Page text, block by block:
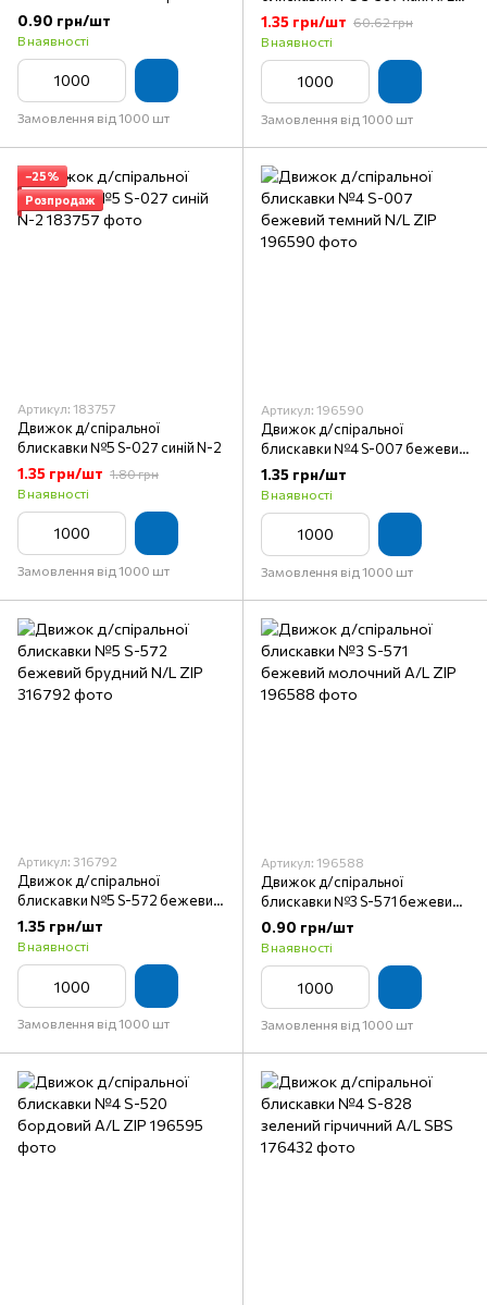
темний A/L SBS
0.90 грн/шт
В наявності
Замовлення від 1000 шт
ZIP
1.35 грн/шт 60.62 грн
В наявності
Замовлення від 1000 шт
−25%
Розпродаж
Артикул: 183757
Движок д/спіральної
блискавки №5 S-027 синій N-2
1.35 грн/шт 1.80 грн
В наявності
Замовлення від 1000 шт
Артикул: 196590
Движок д/спіральної
блискавки №4 S-007 бежевий
темний N/L ZIP
1.35 грн/шт
В наявності
Замовлення від 1000 шт
Артикул: 316792
Движок д/спіральної
блискавки №5 S-572 бежевий
брудний N/L ZIP
1.35 грн/шт
В наявності
Замовлення від 1000 шт
Артикул: 196588
Движок д/спіральної
блискавки №3 S-571 бежевий
молочний A/L ZIP
0.90 грн/шт
В наявності
Замовлення від 1000 шт